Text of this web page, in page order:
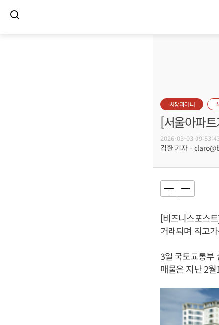
시장과머니
[서울아파
2026-03-03
김환 기자 -
[비즈니스포스
거래되며 최고
3일 국토교통부
매물은 지난 2